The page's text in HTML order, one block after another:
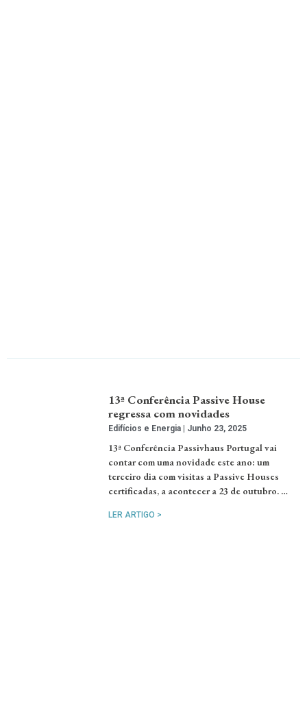
13ª Conferência Passive House
regressa com novidades
Edifícios e Energia Junho 23, 2025
13ª Conferência Passivhaus Portugal vai
contar com uma novidade este ano: um
terceiro dia com visitas a Passive Houses
certificadas, a acontecer a 23 de outubro. …
LER ARTIGO >